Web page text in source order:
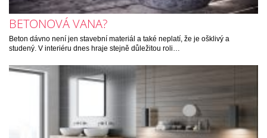
BETONOVÁ VANA?
Beton dávno není jen stavební materiál a také neplatí, že je ošklivý a
studený. V interiéru dnes hraje stejně důležitou roli…